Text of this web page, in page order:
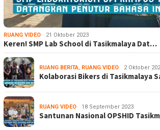
RUANG VIDEO 21 Oktober 2023
Keren! SMP Lab School di Tasikmalaya Dat…
RUANG BERITA, RUANG VIDEO 2 Oktober
Kolaborasi Bikers di Tasikmalaya
RUANG VIDEO 18 September 2023
Santunan Nasional OPSHID